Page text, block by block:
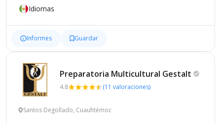
Idiomas
Informes Guardar
Preparatoria Multicultural Gestalt
4.8 (11 valoraciones)
Santos Degollado, Cuauhtémoc